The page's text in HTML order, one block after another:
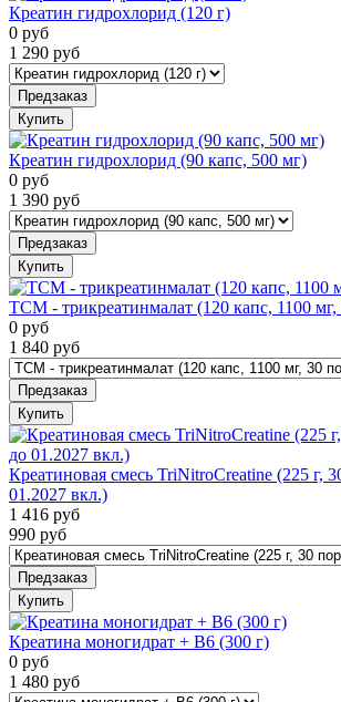
Креатин гидрохлорид (120 г)
0 руб
1 290 руб
Предзаказ
Купить
Креатин гидрохлорид (90 капс, 500 мг)
0 руб
1 390 руб
Предзаказ
Купить
TCM - трикреатинмалат (120 капс, 1100
0 руб
1 840 руб
Предзаказ
Купить
Креатиновая смесь TriNitroCreatine (225 г,
01.2027 вкл.)
1 416 руб
990 руб
Предзаказ
Купить
Креатина моногидрат + B6 (300 г)
0 руб
1 480 руб